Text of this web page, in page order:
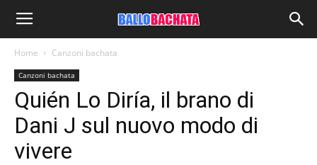
Home Canzoni bachata
Canzoni bachata
Quién Lo Diría, il brano di
Dani J sul nuovo modo di
vivere